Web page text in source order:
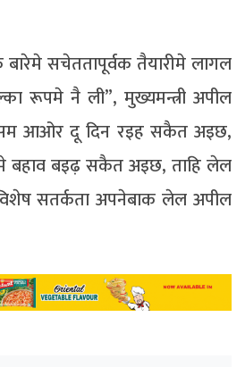
सचेततापूर्वक तैयारीमे लागल
रूपमे नै ली”, मुख्यमन्त्री अपील
आओर दू दिन रइह सकैत अइछ,
बहाव बइढ़ सकैत अइछ, ताहि लेल
सतर्कता अपनेबाक लेल अपील